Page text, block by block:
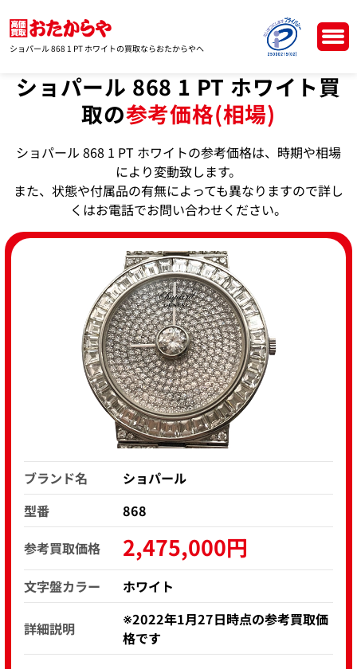
ショパール 868 1 PT ホワイトの買取ならおたからやへ
ショパール 868 1 PT ホワイト買
取の参考価格(相場)
ショパール 868 1 PT ホワイトの参考価格は、時期や相場
により変動致します。
また、状態や付属品の有無によっても異なりますので詳し
くはお電話でお問い合わせください。
ブランド名
ショパール
型番
868
参考買取価格
2,475,000円
文字盤カラー ホワイト
詳細説明
※2022年1月27日時点の参考買取価
格です